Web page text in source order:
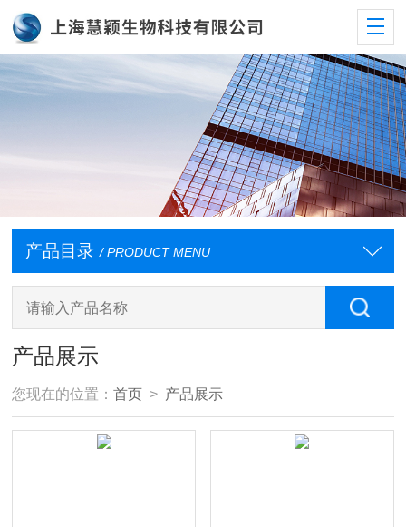
产品目录 / PRODUCT MENU
产品展示
您现在的位置：首页 > 产品展示